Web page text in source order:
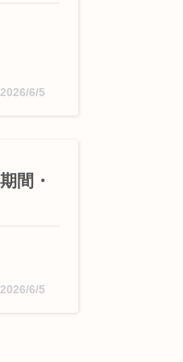
2026/6/5
間・
2026/6/5